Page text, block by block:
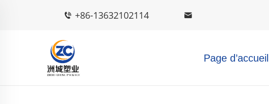
+86-13632102114
Page d’accueil